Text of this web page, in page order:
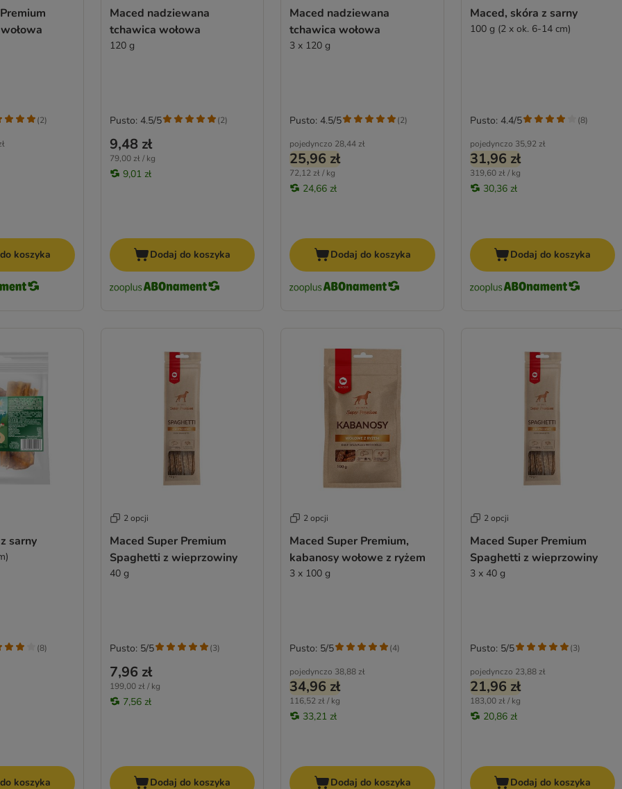
(2)
koszyka
Maced nadziewana
tchawica wołowa
120 g
9,48 zł
79,00 zł / kg
9,01 zł
Pusto: 4.5/5 (2)
Dodaj do koszyka
Maced nadziewana
tchawica wołowa
3 x 120 g
pojedynczo 28,44 zł
25,96 zł
72,12 zł / kg
24,66 zł
Pusto: 4.5/5 (2)
Dodaj do koszyka
Maced, skóra z sarny
100 g (2 x ok. 6-14 cm)
pojedynczo 35,92 zł
31,96 zł
319,60 zł / kg
30,36 zł
Pusto: 4.4/5 (8)
Dodaj do koszyka
sarny
(8)
koszyka
2 opcji
Maced Super Premium
Spaghetti z wieprzowiny
40 g
7,96 zł
199,00 zł / kg
7,56 zł
Pusto: 5/5 (3)
Dodaj do koszyka
2 opcji
Maced Super Premium,
kabanosy wołowe z ryżem
3 x 100 g
pojedynczo 38,88 zł
34,96 zł
116,52 zł / kg
33,21 zł
Pusto: 5/5 (4)
Dodaj do koszyka
2 opcji
Maced Super Premium
Spaghetti z wieprzowiny
3 x 40 g
pojedynczo 23,88 zł
21,96 zł
183,00 zł / kg
20,86 zł
Pusto: 5/5 (3)
Dodaj do koszyka